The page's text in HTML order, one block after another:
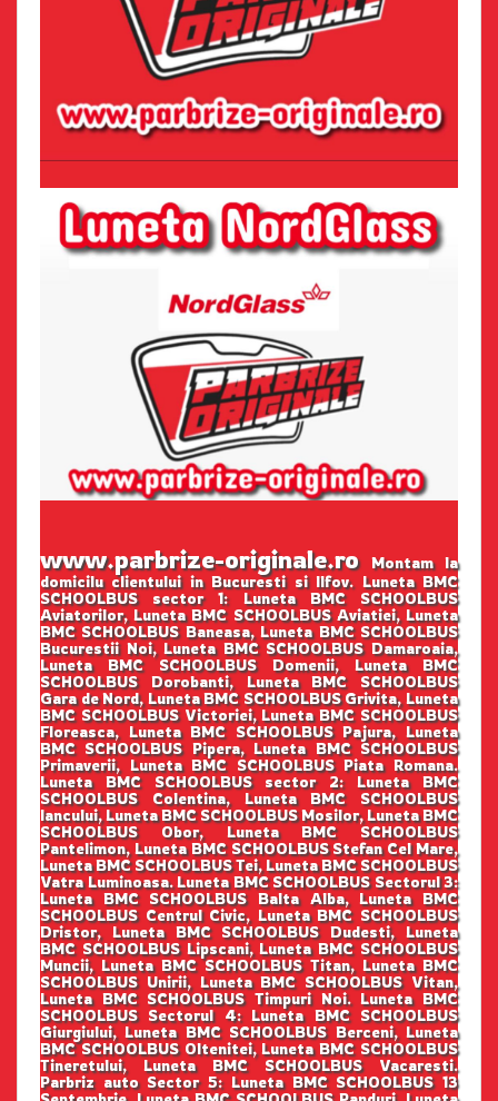
www.parbrize-originale.roMontam la
domicilu clientului in Bucuresti si Ilfov. Luneta BMC
SCHOOLBUS sector 1: Luneta BMC SCHOOLBUS
Aviatorilor, Luneta BMC SCHOOLBUS Aviatiei, Luneta
BMC SCHOOLBUS Baneasa, Luneta BMC SCHOOLBUS
Bucurestii Noi, Luneta BMC SCHOOLBUS Damaroaia,
Luneta BMC SCHOOLBUS Domenii, Luneta BMC
SCHOOLBUS Dorobanti, Luneta BMC SCHOOLBUS
Gara de Nord, Luneta BMC SCHOOLBUS Grivita, Luneta
BMC SCHOOLBUS Victoriei, Luneta BMC SCHOOLBUS
Floreasca, Luneta BMC SCHOOLBUS Pajura, Luneta
BMC SCHOOLBUS Pipera, Luneta BMC SCHOOLBUS
Primaverii, Luneta BMC SCHOOLBUS Piata Romana.
Luneta BMC SCHOOLBUS sector 2: Luneta BMC
SCHOOLBUS Colentina, Luneta BMC SCHOOLBUS
Iancului, Luneta BMC SCHOOLBUS Mosilor, Luneta BMC
SCHOOLBUS Obor, Luneta BMC SCHOOLBUS
Pantelimon, Luneta BMC SCHOOLBUS Stefan Cel Mare,
Luneta BMC SCHOOLBUS Tei, Luneta BMC SCHOOLBUS
Vatra Luminoasa. Luneta BMC SCHOOLBUS Sectorul 3:
Luneta BMC SCHOOLBUS Balta Alba, Luneta BMC
SCHOOLBUS Centrul Civic, Luneta BMC SCHOOLBUS
Dristor, Luneta BMC SCHOOLBUS Dudesti, Luneta
BMC SCHOOLBUS Lipscani, Luneta BMC SCHOOLBUS
Muncii, Luneta BMC SCHOOLBUS Titan, Luneta BMC
SCHOOLBUS Unirii, Luneta BMC SCHOOLBUS Vitan,
Luneta BMC SCHOOLBUS Timpuri Noi. Luneta BMC
SCHOOLBUS Sectorul 4: Luneta BMC SCHOOLBUS
Giurgiului, Luneta BMC SCHOOLBUS Berceni, Luneta
BMC SCHOOLBUS Oltenitei, Luneta BMC SCHOOLBUS
Tineretului, Luneta BMC SCHOOLBUS Vacaresti.
Parbriz auto Sector 5: Luneta BMC SCHOOLBUS 13